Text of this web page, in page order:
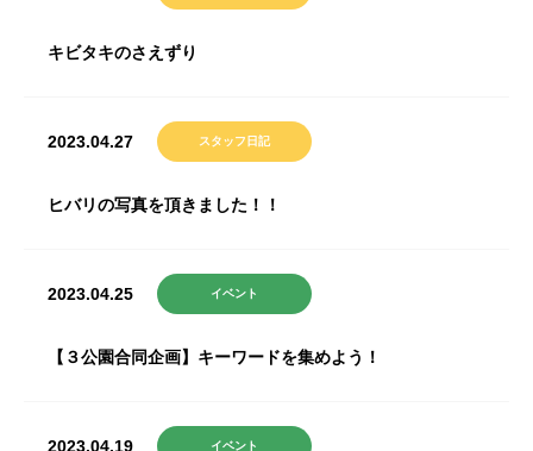
キビタキのさえずり
2023.04.27 スタッフ日記
ヒバリの写真を頂きました！！
2023.04.25 イベント
【３公園合同企画】キーワードを集めよう！
2023.04.19 イベント